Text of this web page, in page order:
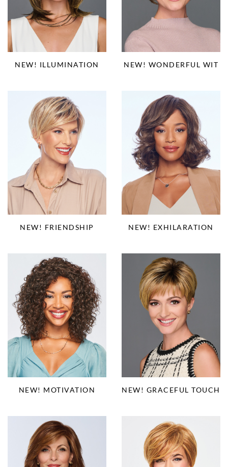
NEW! ILLUMINATION NEW! WONDERFUL WIT
NEW! FRIENDSHIP NEW! EXHILARATION
NEW! MOTIVATION NEW! GRACEFUL TOUCH